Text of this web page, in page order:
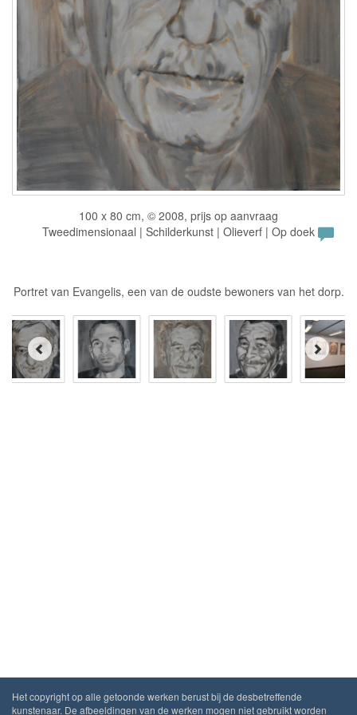
100 x 80 cm, © 2008, prijs op aanvraag
Tweedimensionaal | Schilderkunst | Olieverf | Op doek
Portret van Evangelis, een van de oudste bewoners van het dorp.
Het copyright op alle getoonde werken berust bij de desbetreffende
kunstenaar. De afbeeldingen van de werken mogen niet gebruikt worden